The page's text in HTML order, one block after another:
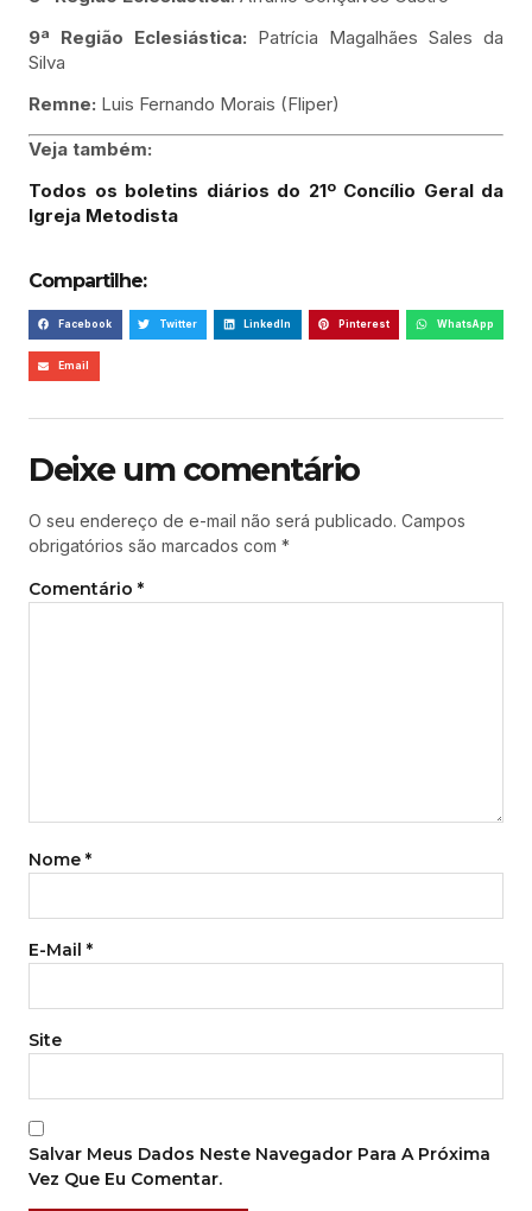
9ª Região Eclesiástica: Patrícia Magalhães Sales da
Silva
Remne: Luis Fernando Morais (Fliper)
Veja também:
Todos os boletins diários do 21º Concílio Geral da
Igreja Metodista
Compartilhe:
Facebook Twitter LinkedIn Pinterest WhatsApp
Email
Deixe um comentário
O seu endereço de e-mail não será publicado. Campos
obrigatórios são marcados com *
Comentário *
Nome *
E-Mail *
Site
Salvar Meus Dados Neste Navegador Para A Próxima
Vez Que Eu Comentar.